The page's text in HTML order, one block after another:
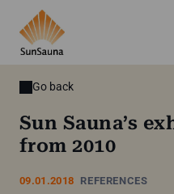
Go back
09.01.2018 REFERENCES
Sun Sauna’s
from 2010